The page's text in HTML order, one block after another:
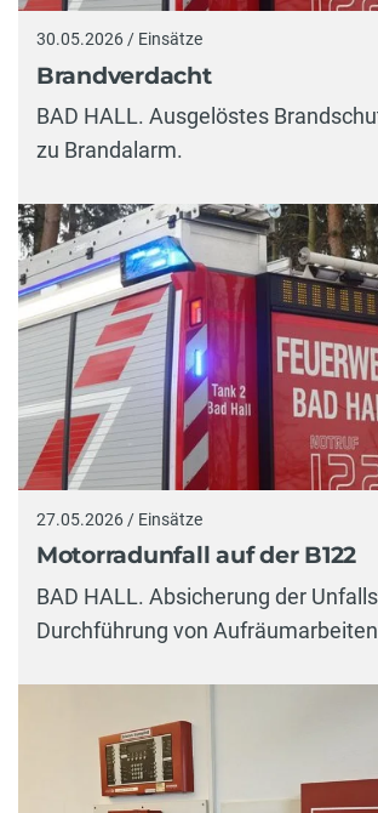
30.05.2026 / Einsätze
Brandverdacht
BAD HALL. Ausgelöstes
zu Brandalarm.
27.05.2026 / Einsätze
Motorradunfall auf der B122
BAD HALL. Absicherung der
Durchführung von